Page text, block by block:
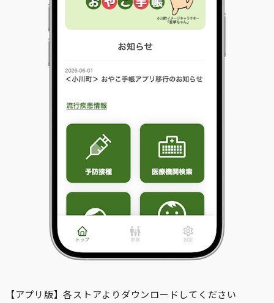
【アプリ版】各ストアよりダウンロードしてください